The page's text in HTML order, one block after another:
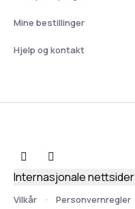
Mine bestillinger
Hjelp og kontakt
Vilkår Personvernregler
Internasjonale nettsider